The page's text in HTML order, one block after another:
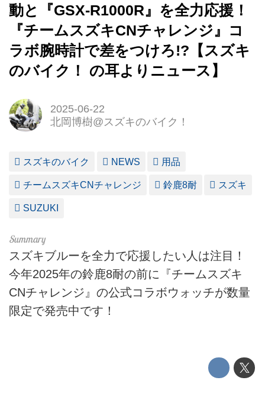
動と『GSX-R1000R』を全力応援！
『チームスズキCNチャレンジ』コ
ラボ腕時計で差をつけろ!?【スズキ
のバイク！ の耳よりニュース】
2025-06-22
北岡博樹@スズキのバイク！
スズキのバイク NEWS 用品
チームスズキCNチャレンジ 鈴鹿8耐 スズキ
SUZUKI
スズキブルーを全力で応援したい人は注目！
今年2025年の鈴鹿8耐の前に『チームスズキ
CNチャレンジ』の公式コラボウォッチが数量
限定で発売中です！